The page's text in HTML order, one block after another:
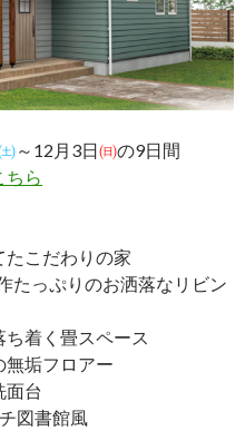
～12月3日㈰の9日間
ちら
たこだわりの家
たっぷりのお洒落なリビン
着く畳スペース
無垢フロアー
面台
図書館風